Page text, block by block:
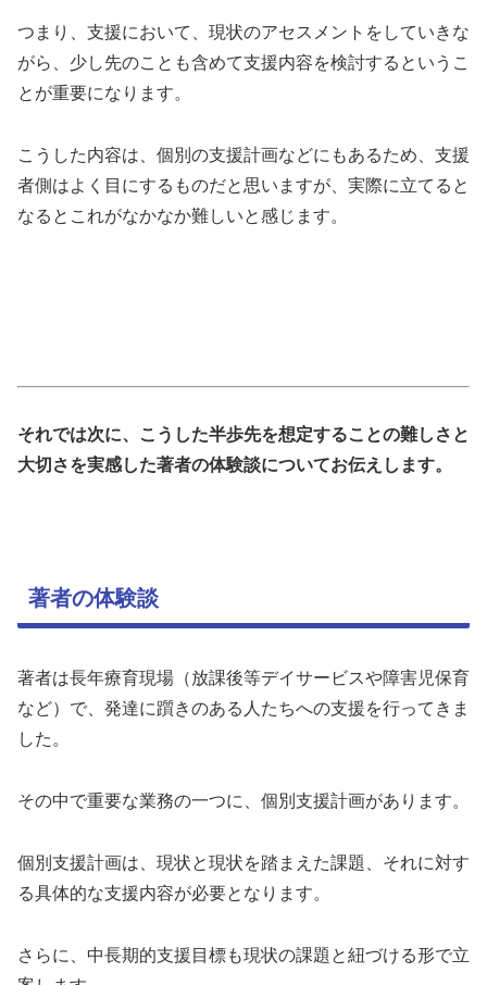
つまり、支援において、現状のアセスメントをしていきな
がら、少し先のことも含めて支援内容を検討するというこ
とが重要になります。
こうした内容は、個別の支援計画などにもあるため、支援
者側はよく目にするものだと思いますが、実際に立てると
なるとこれがなかなか難しいと感じます。
それでは次に、こうした半歩先を想定することの難しさと
大切さを実感した著者の体験談についてお伝えします。
著者の体験談
著者は長年療育現場（放課後等デイサービスや障害児保育
など）で、発達に躓きのある人たちへの支援を行ってきま
した。
その中で重要な業務の一つに、個別支援計画があります。
個別支援計画は、現状と現状を踏まえた課題、それに対す
る具体的な支援内容が必要となります。
さらに、中長期的支援目標も現状の課題と紐づける形で立